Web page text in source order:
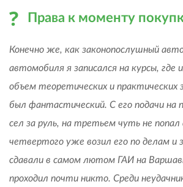
Права к моменту
Конечно же, как законопослушный
автомобиля я записался на курсы, где
объем теоретических и
был фантастический. С его подачи на
сел за руль, на третьем чуть не попал
четвертого уже возил его по делам и
сдавали в самом лютом ГАИ на
проходил почти никто. Среди